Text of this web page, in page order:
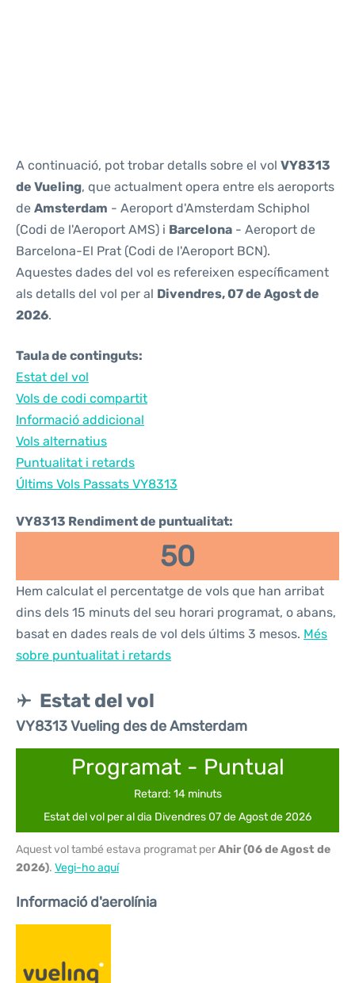
A continuació, pot trobar detalls sobre el vol VY8313
de Vueling, que actualment opera entre els aeroports
de Amsterdam - Aeroport d'Amsterdam Schiphol
(Codi de l'Aeroport AMS) i Barcelona - Aeroport de
Barcelona-El Prat (Codi de l'Aeroport BCN).
Aquestes dades del vol es refereixen específicament
als detalls del vol per al Divendres, 07 de Agost de
2026.
Taula de continguts:
Estat del vol
Vols de codi compartit
Informació addicional
Vols alternatius
Puntualitat i retards
Últims Vols Passats VY8313
VY8313 Rendiment de puntualitat:
50
Hem calculat el percentatge de vols que han arribat
dins dels 15 minuts del seu horari programat, o abans,
basat en dades reals de vol dels últims 3 mesos. Més
sobre puntualitat i retards
Estat del vol
VY8313 Vueling des de Amsterdam
Programat - Puntual
Retard: 14 minuts
Estat del vol per al dia Divendres 07 de Agost de 2026
Aquest vol també estava programat perAhir (06 de Agost de
2026). Vegi-ho aquí
Informació d'aerolínia